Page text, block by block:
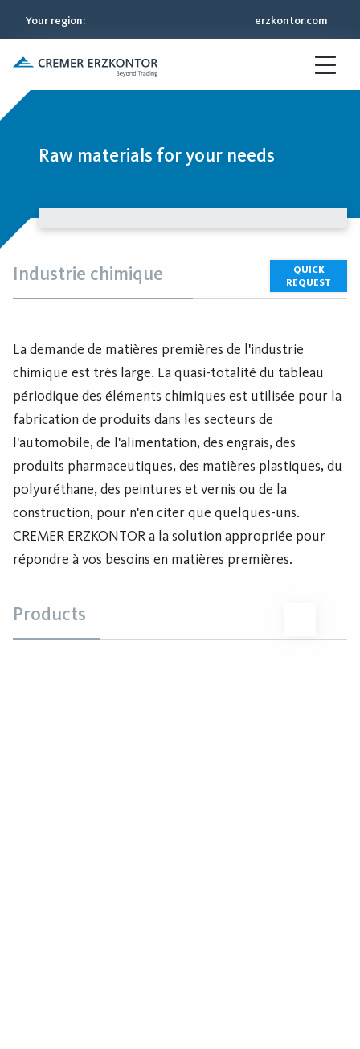
Your region: erzkontor.com
Raw materials for your needs
QUICK
REQUEST
Industrie chimique
La demande de matières premières de l'industrie
chimique est très large. La quasi-totalité du tableau
périodique des éléments chimiques est utilisée pour la
fabrication de produits dans les secteurs de
l'automobile, de l'alimentation, des engrais, des
produits pharmaceutiques, des matières plastiques, du
polyuréthane, des peintures et vernis ou de la
construction, pour n'en citer que quelques-uns.
CREMER ERZKONTOR a la solution appropriée pour
répondre à vos besoins en matières premières.
Products